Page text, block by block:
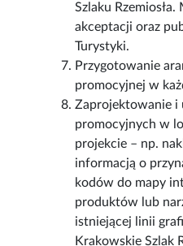
Szlaku Rzemiosła.
akceptacji oraz
Turystyki.
Przygotowanie
promocyjnej w
Zaprojektowanie i
promocyjnych w
projekcie – np.
informacją o
kodów do mapy
produktów lub
istniejącej linii
Krakowskie Szlak